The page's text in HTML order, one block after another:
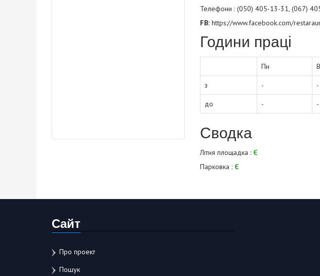
Телефони : (050) 405-13-31, (067)
FB: https://www.facebook.com/
Години праці
Пн
з - -
до - -
Сводка
Літня площадка : Є
Парковка : Є
Сайт
Про проект
Пошук